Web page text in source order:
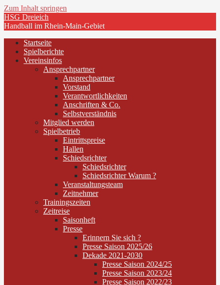
Zum Inhalt springen
HSG Dreieich
Handball im Rhein-Main-Gebiet
Startseite
Spielberichte
Vereinsinfos
Ansprechpartner
Ansprechpartner
Vorstand
Verantwortlichkeiten
Anschriften & Co.
Selbstverständnis
Mitglied werden
Spielbetrieb
Eintrittspreise
Hallen
Schiedsrichter
Schiedsrichter
Schiedsrichter Warum ?
Veranstaltungsteam
Zeitnehmer
Trainingszeiten
Zeitreise
Saisonheft
Presse
Erinnern Sie sich ?
Presse Saison 2025/26
Dekade 2021-2030
Presse Saison 2024/25
Presse Saison 2023/24
Presse Saison 2022/23